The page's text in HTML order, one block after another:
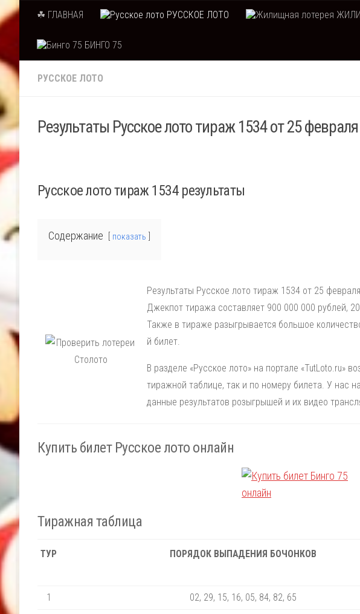
Skip to content
☘ ГЛАВНАЯ РУССКОЕ ЛОТО
БИНГО 75
РУССКОЕ ЛОТО
Результаты Русское лото тираж 1534 от 25
Русское лото тираж 1534 результаты
Содержание показать
Результаты Русское лото тираж 1534 от 25
Джекпот тиража составляет 900 000 000 рублей,
Также в тираже разыгрывается большое
й билет.
В разделе «Русское лото» на портале «TutLoto.ru»
тиражной таблице, так и по номеру билета. У нас
данные результатов розыгрышей и их видео
Купить билет Русское лото онлайн
Тиражная таблица
ТУР ПОРЯДОК ВЫПАДЕНИЯ БОЧОНКОВ
1 02, 29, 15, 16, 05, 84, 82, 65